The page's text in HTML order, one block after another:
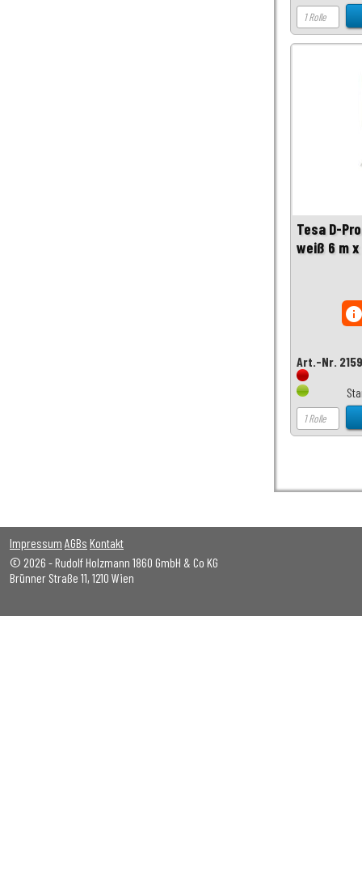
Tesa D-
weiß 6 m x
Art.-Nr.
Impressum AGBs Kontakt
© 2026 - Rudolf Holzmann 1860 GmbH & Co KG
Brünner Straße 11, 1210 Wien